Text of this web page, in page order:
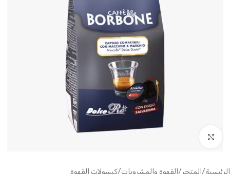
الرئيسية/ المتجر/ القهوة والمشروبات/كبسولات القهوة